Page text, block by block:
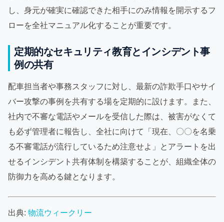
し、身元が確実に確認できた相手にのみ情報を開示するフ
ローを全社マニュアル化することが重要です。
定期的なセキュリティ教育とインシデント事
例の共有
配車担当者や事務スタッフに対し、最新の詐欺手口やサイ
バー攻撃の事例を共有する場を定期的に設けます。また、
社内で不審な電話やメールを受信した際は、被害がなくて
も必ず管理者に報告し、全社に向けて「現在、〇〇を名乗
る不審電話が流行しているため注意せよ」とアラートを出
せるインシデント共有体制を構築することが、組織全体の
防御力を高める鍵となります。
出典: 物流ウィークリー